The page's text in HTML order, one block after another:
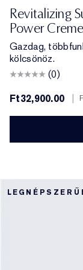
Revitalizing
Power Creme
Gazdag,
kölcsönöz.
(0)
Ft32,900.00